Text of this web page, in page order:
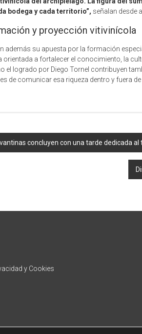
bodega y cada territorio”, señalan desde
y proyección vitivinícola
además su apuesta por la formación
orientada a fortalecer el conocimiento, la
el logrado por Diego Tornel contribuyen
de comunicar esa riqueza dentro y fuera
concluyen con una tarde dedicada
y Cookies